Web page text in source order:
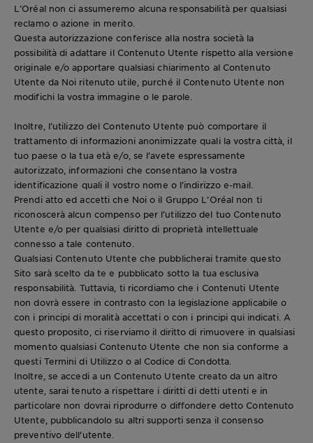
L’Oréal non ci assumeremo alcuna responsabilità per qualsiasi
reclamo o azione in merito.
Questa autorizzazione conferisce alla nostra società la
possibilità di adattare il Contenuto Utente rispetto alla versione
originale e/o apportare qualsiasi chiarimento al Contenuto
Utente da Noi ritenuto utile, purché il Contenuto Utente non
modifichi la vostra immagine o le parole.
Inoltre, l’utilizzo del Contenuto Utente può comportare il
trattamento di informazioni anonimizzate quali la vostra città, il
tuo paese o la tua età e/o, se l’avete espressamente
autorizzato, informazioni che consentano la vostra
identificazione quali il vostro nome o l’indirizzo e-mail.
Prendi atto ed accetti che Noi o il Gruppo L’Oréal non ti
riconoscerà alcun compenso per l’utilizzo del tuo Contenuto
Utente e/o per qualsiasi diritto di proprietà intellettuale
connesso a tale contenuto.
Qualsiasi Contenuto Utente che pubblicherai tramite questo
Sito sarà scelto da te e pubblicato sotto la tua esclusiva
responsabilità. Tuttavia, ti ricordiamo che i Contenuti Utente
non dovrà essere in contrasto con la legislazione applicabile o
con i principi di moralità accettati o con i principi qui indicati. A
questo proposito, ci riserviamo il diritto di rimuovere in qualsiasi
momento qualsiasi Contenuto Utente che non sia conforme a
questi Termini di Utilizzo o al Codice di Condotta.
Inoltre, se accedi a un Contenuto Utente creato da un altro
utente, sarai tenuto a rispettare i diritti di detti utenti e in
particolare non dovrai riprodurre o diffondere detto Contenuto
Utente, pubblicandolo su altri supporti senza il consenso
preventivo dell'utente.